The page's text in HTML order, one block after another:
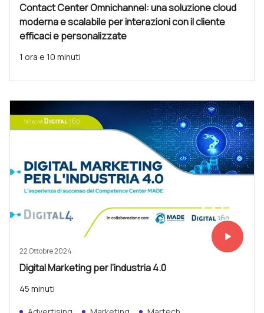
Contact Center Omnichannel: una soluzione cloud
moderna e scalabile per interazioni con il cliente
efficaci e personalizzate
1 ora e 10 minuti
Vedi subito
play_arrow
22 Ottobre 2024
Digital Marketing per l’industria 4.0
45 minuti